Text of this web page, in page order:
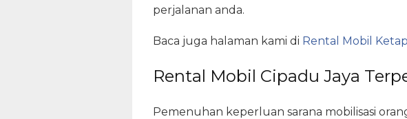
perjalanan anda.
Baca juga halaman kami di Rental Mobil
Rental Mobil Cipadu Jaya
Pemenuhan keperluan sarana mobilisasi